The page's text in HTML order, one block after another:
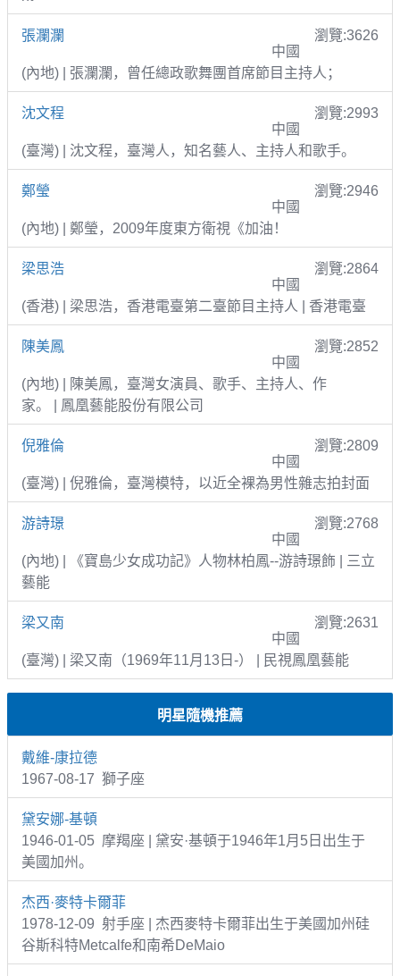
張瀾瀾
瀏覽:3626
中國
(內地) | 張瀾瀾，曾任總政歌舞團首席節目主持人；
沈文程
瀏覽:2993
中國
(臺灣) | 沈文程，臺灣人，知名藝人、主持人和歌手。
鄭瑩
瀏覽:2946
中國
(內地) | 鄭瑩，2009年度東方衛視《加油！
梁思浩
瀏覽:2864
中國
(香港) | 梁思浩，香港電臺第二臺節目主持人 | 香港電臺
陳美鳳
瀏覽:2852
中國
(內地) | 陳美鳳，臺灣女演員、歌手、主持人、作
家。 | 鳳凰藝能股份有限公司
倪雅倫
瀏覽:2809
中國
(臺灣) | 倪雅倫，臺灣模特，以近全裸為男性雜志拍封面
游詩璟
瀏覽:2768
中國
(內地) | 《寶島少女成功記》人物林柏鳳--游詩璟飾 | 三立
藝能
梁又南
瀏覽:2631
中國
(臺灣) | 梁又南（1969年11月13日-） | 民視鳳凰藝能
明星隨機推薦
戴維-康拉德
1967-08-17 獅子座
黛安娜-基頓
1946-01-05 摩羯座 | 黛安·基頓于1946年1月5日出生于
美國加州。
杰西·麥特卡爾菲
1978-12-09 射手座 | 杰西麥特卡爾菲出生于美國加州硅
谷斯科特Metcalfe和南希DeMaio